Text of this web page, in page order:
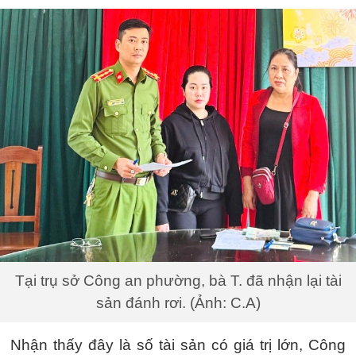
Tại trụ sở Công an phường, bà T. đã nhận lại tài
sản đánh rơi. (Ảnh: C.A)
Nhận thấy đây là số tài sản có giá trị lớn, Công